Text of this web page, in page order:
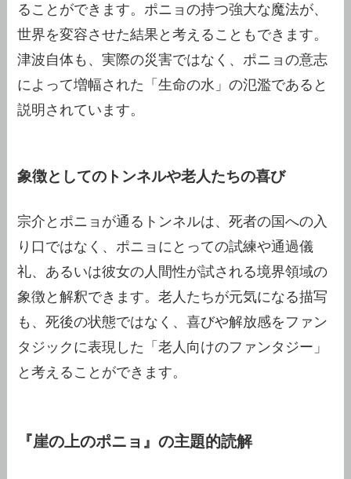
ることができます。ポニョの持つ強大な魔法が、
世界を変容させた結果と考えることもできます。
津波自体も、実際の災害ではなく、ポニョの意志
によって増幅された「生命の水」の氾濫であると
説明されています。
象徴としてのトンネルや老人たちの喜び
宗介とポニョが通るトンネルは、死者の国への入
り口ではなく、ポニョにとっての試練や通過儀
礼、あるいは彼女の人間性が試される境界領域の
象徴と解釈できます。老人たちが元気になる描写
も、死後の状態ではなく、喜びや解放感をファン
タジックに表現した「老人向けのファンタジー」
と考えることができます。
『崖の上のポニョ』の主題的読解